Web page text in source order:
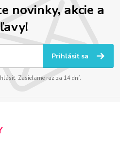
novinky, akcie a
Prihlásiť sa
Zasielame raz za 14 dní.